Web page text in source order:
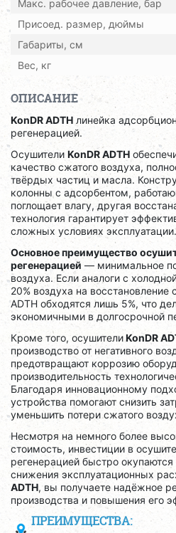
Макс. рабочее давление, бар
Присоед. размер, дюймы
Габариты, см
Вес, кг
ОПИСАНИЕ
KonDR ADTH линейка
регенерацией.
Осушители KonDR ADTH
качество сжатого воздуха,
твёрдых частиц и масла.
колонны с адсорбентом,
поглощает влагу, другая
технология гарантирует
сложных условиях эксплуатации.
Основное преимущество
регенерацией — минимальное
воздуха. Если аналоги с
20% воздуха на восстановление
ADTH обходятся лишь 5%, что
экономичными в долгосрочной
Кроме того, осушителиKonDR
производство от негативного
предотвращают коррозию
производительность
Благодаря инновационному
устройства помогают снизить
уменьшить потери сжатого
Несмотря на немного более
стоимость, инвестиции в
регенерацией быстро окупаются
снижения эксплуатационных
ADTH, вы получаете надёжное
производства и повышения его
ПРЕИМУЩЕСТВА: